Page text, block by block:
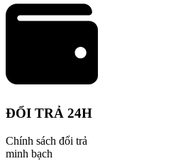
ĐỔI TRẢ 24H
Chính sách đổi trả
minh bạch